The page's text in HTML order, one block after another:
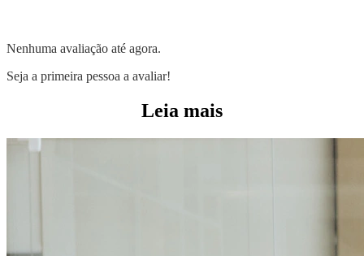
Nenhuma avaliação até agora.
Seja a primeira pessoa a avaliar!
Leia mais